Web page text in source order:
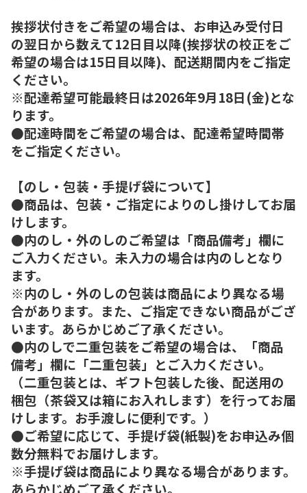
挨拶状付きをご希望の場合は、お申込み受付日
の翌日から数えて12日目以降(挨拶状の校正をご
希望の場合は15日目以降)、配送期間内をご指定
ください。
※配達希望可能最終日は2026年9月18日(金)とな
ります。
●配達時間をご希望の場合は、配達希望時間帯
をご指定ください。
【のし・包装・手提げ袋について】
●商品は、包装・ご指定によりのし掛けしてお届
けします。
●内のし・外のしのご希望は「商品備考」欄に
ご入力ください。未入力の場合は内のしとなり
ます。
※内のし・外のしの包装は商品により異なる場
合があります。また、ご指定できない商品がござ
います。あらかじめご了承ください。
●内のしで二重包装をご希望の場合は、「商品
備考」欄に「二重包装」とご入力ください。
（二重包装とは、ギフト包装した後、配送用の
梱包（茶袋又は箱にお入れします）を行ってお届
けします。お手渡しに便利です。）
●ご希望に応じて、手提げ袋(紙製)をお申込み個
数分無料でお届けします。
※手提げ袋は商品により異なる場合があります。
あらかじめご了承ください。